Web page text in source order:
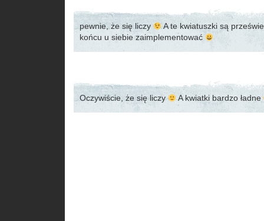
pewnie, że się liczy
A te kwiatuszki są
końcu u siebie zaimplementować
Oczywiście, że się liczy A kwiatki bardzo ładne